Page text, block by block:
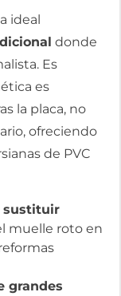
ideal
donde
Es
es
la placa, no
ofreciendo
de PVC
sustituir
muelle roto en
grandes